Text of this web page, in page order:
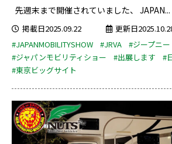
先週末まで開催されていました、 JAPAN...
掲載日2025.09.22
更新日
#JAPANMOBILITYSHOW
#JRVA
#ジープニー
#ジャパンモビリティショー
#出展します
#
#東京ビッグサイト